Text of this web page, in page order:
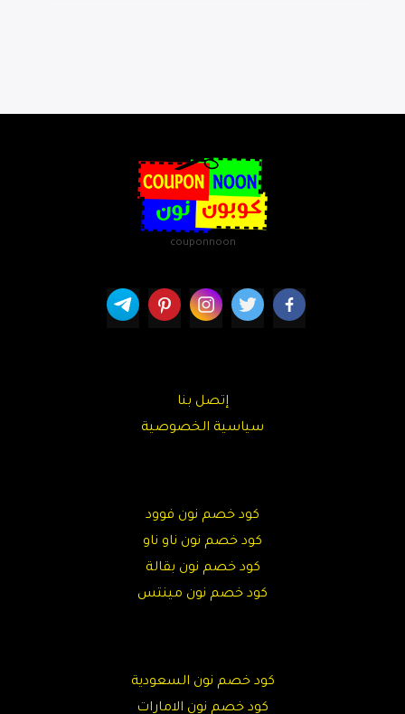
couponnoon
إتصل بنا
سياسية الخصوصية
كود خصم نون فوود
كود خصم نون ناو ناو
كود خصم نون بقالة
كود خصم نون مينتس
كود خصم نون السعودية
كود خصم نون الامارات